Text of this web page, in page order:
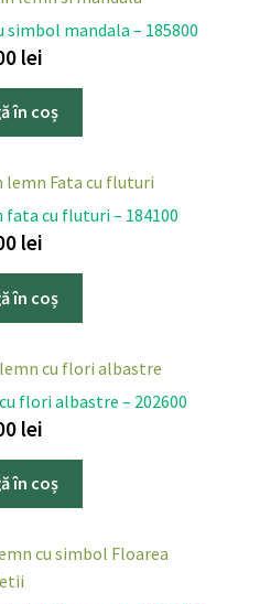
mandala – 185800
lei
în coș
cu fluturi – 184100
lei
în coș
flori albastre – 202600
lei
în coș